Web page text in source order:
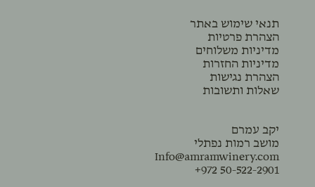
תנאי שימוש באתר
הצהרת פרטיות
מדיניות משלוחים
מדיניות החזרות
הצהרת נגישות
שאלות ותשובות
יקב עמרם
מושב רמות נפתלי
Info@amramwinery.com
+972 50-522-2901